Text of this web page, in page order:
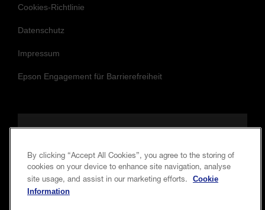
Folgen Sie uns, um auf dem Laufenden
und in Verbindung zu bleiben.
By clicking “Accept All Cookies”, you agree to the storing of
cookies on your device to enhance site navigation, analyse
site usage, and assist in our marketing efforts.
Cookie
Information